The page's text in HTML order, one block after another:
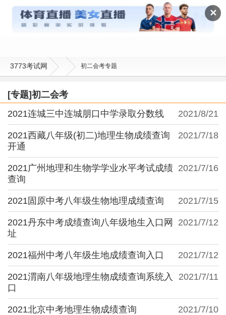
✕
初二会考
3773考试网 初二会考专题
[专题]初二会考
2021/8/21
2021连城三中连城朋口中学录取分数线
2021/7/18
2021西藏八年级(初二)地理生物成绩查询
开通
2021/7/16
2021广州地理和生物学学业水平考试成绩
查询
2021/7/15
2021固原中考八年级生物地理成绩查询
2021/7/12
2021丹东中考成绩查询八年级地生入口网
址
2021/7/12
2021福州中考八年级生地成绩查询入口
2021/7/11
2021渭南八年级地理生物成绩查询系统入
口
2021/7/10
2021北京中考地理生物成绩查询